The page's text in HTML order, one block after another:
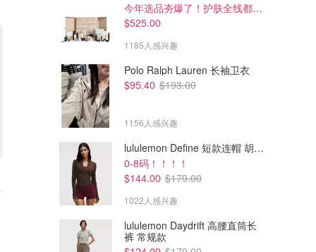
adidas Forg 男士短袖T恤
$45.00
adidas adi365 男士跑步T恤
Performance款
今年选品夯爆了！护肤全线都很绝
$525.00
1185人感兴趣
Polo Ralph Lauren 长袖卫衣
$95.40 $193.00
1156人感兴趣
lululemon Define 短款连帽 胡桃棕
0-8码！！！！
$144.00 $179.00
1022人感兴趣
lululemon Daydrift 高腰直筒长
裤 常规款